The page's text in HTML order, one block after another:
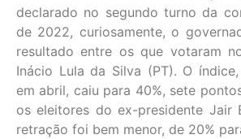
declarado no segundo turno da
de 2022, curiosamente, o
resultado entre os que votaram
Inácio Lula da Silva (PT). O
em abril, caiu para 40%, sete
os eleitores do ex-presidente Jair
retração foi bem menor, de 20%